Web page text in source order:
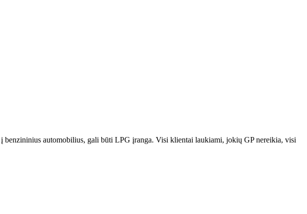
automobilius, gali būti LPG įranga. Visi klientai laukiami, jokių GP nereikia, visi